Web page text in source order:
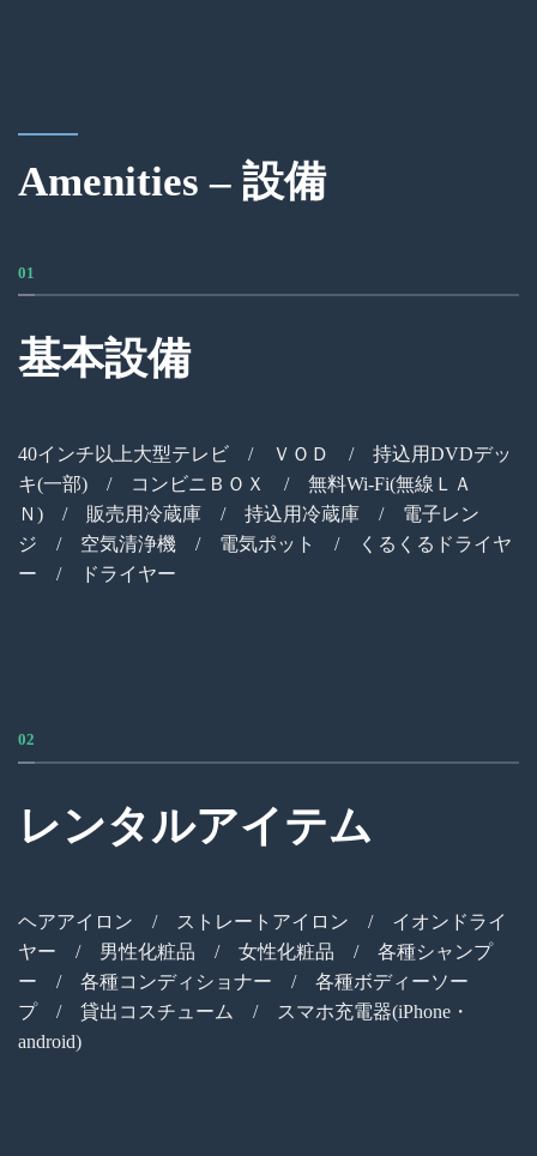
Amenities – 設備
01
基本設備
40インチ以上大型テレビ / ＶＯＤ / 持込用DVDデッ
キ(一部) / コンビニＢＯＸ / 無料Wi-Fi(無線ＬＡ
Ｎ) / 販売用冷蔵庫 / 持込用冷蔵庫 / 電子レン
ジ / 空気清浄機 / 電気ポット / くるくるドライヤ
ー / ドライヤー
02
レンタルアイテム
ヘアアイロン / ストレートアイロン / イオンドライ
ヤー / 男性化粧品 / 女性化粧品 / 各種シャンプ
ー / 各種コンディショナー / 各種ボディーソー
プ / 貸出コスチューム / スマホ充電器(iPhone・
android)